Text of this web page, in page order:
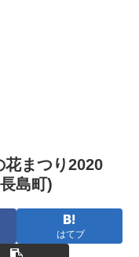
花まつり2020
島町)
はてブ